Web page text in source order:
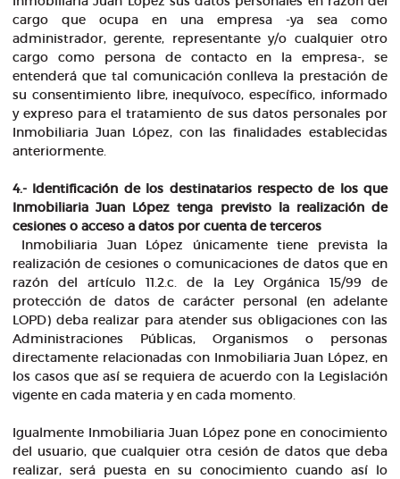
cargo que ocupa en una empresa -ya sea como
administrador, gerente, representante y/o cualquier otro
cargo como persona de contacto en la empresa-, se
entenderá que tal comunicación conlleva la prestación de
su consentimiento libre, inequívoco, específico, informado
y expreso para el tratamiento de sus datos personales por
Inmobiliaria Juan López, con las finalidades establecidas
anteriormente.
4.- Identificación de los destinatarios respecto de los que
Inmobiliaria Juan López tenga previsto la realización de
cesiones o acceso a datos por cuenta de terceros
Inmobiliaria Juan López únicamente tiene prevista la
realización de cesiones o comunicaciones de datos que en
razón del artículo 11.2.c. de la Ley Orgánica 15/99 de
protección de datos de carácter personal (en adelante
LOPD) deba realizar para atender sus obligaciones con las
Administraciones Públicas, Organismos o personas
directamente relacionadas con Inmobiliaria Juan López, en
los casos que así se requiera de acuerdo con la Legislación
vigente en cada materia y en cada momento.
Igualmente Inmobiliaria Juan López pone en conocimiento
del usuario, que cualquier otra cesión de datos que deba
realizar, será puesta en su conocimiento cuando así lo